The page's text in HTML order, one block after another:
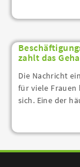
zahlt das
Die Nachricht
für viele
sich. Eine der